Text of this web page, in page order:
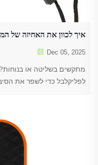
איך לכוון את האחיזה של
Dec 05, 2025
מתקשים בשליטה או
לפליקלבל כדי לשפר את